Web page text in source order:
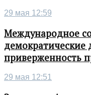
29 мая 12:59
Международное
приверженность
29 мая 12:51